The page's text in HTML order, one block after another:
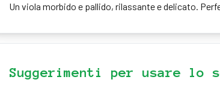
Un viola morbido e pallido, rilassante e delicato.
Suggerimenti per usare lo